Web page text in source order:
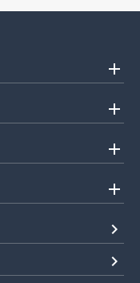
add
add
add
add
navigate_next
navigate_next